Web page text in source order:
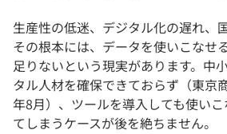
生産性の低迷、デジタル化の遅れ
その根本には、データを使いこなせ
足りないという現実があります。中
タル人材を確保できておらず（東京
年8月）、ツールを導入しても使い
てしまうケースが後を絶ちません。